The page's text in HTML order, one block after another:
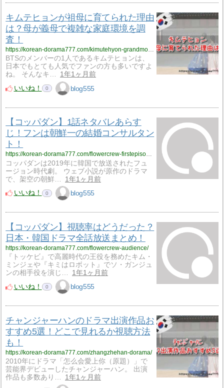
キムテヒョンが祖母に育てられた理由
は？母が義母で複雑な家庭環境を調
査！
https://korean-dorama777.com/kimutehyon-grandmother/
BTSのメンバーの1人であるキムテヒョンは、
日本でもとても人気でファンの方も多いですよ
ね。 そんなキ…
1年1ヶ月前
いいね！
0 blog555
【コッパダン】1話ネタバレあらす
じ！フンは朝鮮一の結婚コンサルタン
ト！
https://korean-dorama777.com/flowercrew-firstepisode/
コッパダンは2019年に韓国で放送されたフュ
ージョン時代劇。 ウェブ小説が原作のドラマ
で、架空の朝鮮…
1年1ヶ月前
いいね！
0 blog555
【コッパダン】視聴率はどうだった？
日本・韓国ドラマ全話放送まとめ！
https://korean-dorama777.com/flowercrew-audience/
『トッケビ』で高麗時代の王役を務めたキム・
ミンジェや『キミはロボット』でソ・ガンジュ
ンの相手役を演じ…
1年1ヶ月前
いいね！
0 blog555
チャンジャーハンのドラマ出演作品お
すすめ5選！どこで見れるか視聴方法
も！
https://korean-dorama777.com/zhangzhehan-dorama/
2010年にドラマ「怎么会愛上你（原題）」で
芸能界デビューしたチャンジャーハン。 出演
作品も多数あり…
1年1ヶ月前